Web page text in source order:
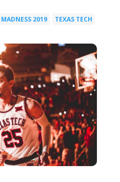
2019 TEXAS TECH